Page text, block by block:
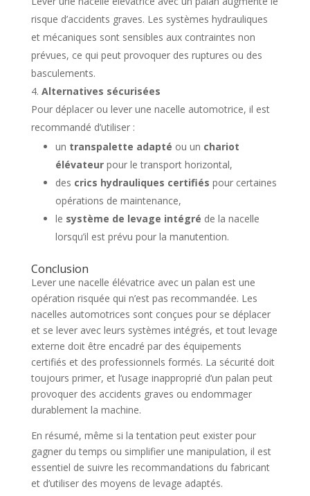
risque d’accidents graves. Les systèmes hydrauliques
et mécaniques sont sensibles aux contraintes non
prévues, ce qui peut provoquer des ruptures ou des
basculements.
Alternatives sécurisées
Pour déplacer ou lever une nacelle automotrice, il est
recommandé d’utiliser :
un transpalette adapté ou un chariot
élévateurpour le transport horizontal,
des crics hydrauliques certifiés pour certaines
opérations de maintenance,
le système de levage intégré de la nacelle
lorsqu’il est prévu pour la manutention.
Conclusion
Lever une nacelle élévatrice avec un palan est une
opération risquée qui n’est pas recommandée. Les
nacelles automotrices sont conçues pour se déplacer
et se lever avec leurs systèmes intégrés, et tout levage
externe doit être encadré par des équipements
certifiés et des professionnels formés. La sécurité doit
toujours primer, et l’usage inapproprié d’un palan peut
provoquer des accidents graves ou endommager
durablement la machine.
En résumé, même si la tentation peut exister pour
gagner du temps ou simplifier une manipulation, il est
essentiel de suivre les recommandations du fabricant
et d’utiliser des moyens de levage adaptés.